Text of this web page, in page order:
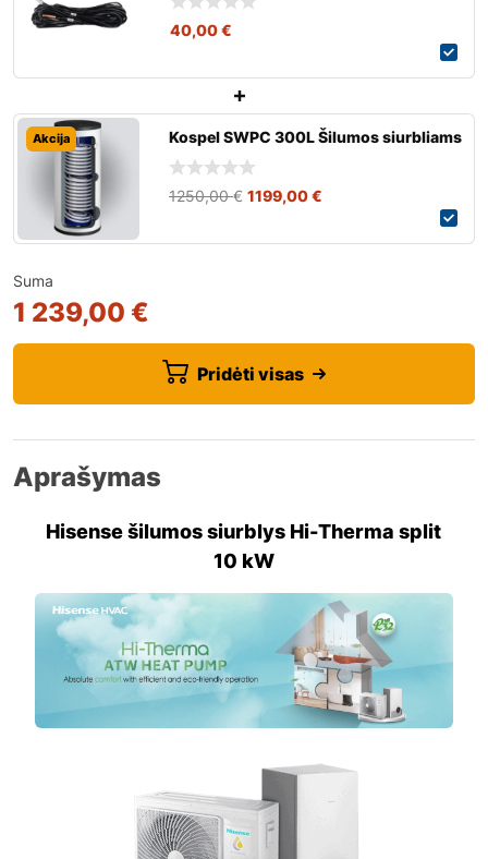
40,00€
Akcija Kospel SWPC 300L Šilumos siurbliams
1250,00€ 1199,00€
Suma
1 239,00 €
Pridėti visas
Aprašymas
Hisense šilumos siurblys Hi-Therma split
10 kW